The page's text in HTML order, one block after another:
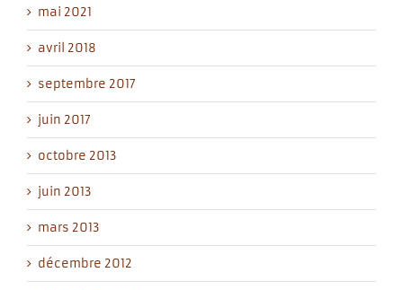
mai 2021
avril 2018
septembre 2017
juin 2017
octobre 2013
juin 2013
mars 2013
décembre 2012